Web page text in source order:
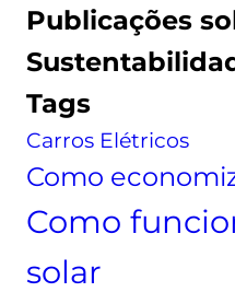
e
a
u
n
t
a
l
u
m
q
u
s
a
Publicações
Tags
Carros Elétricos
Como
Como
solar